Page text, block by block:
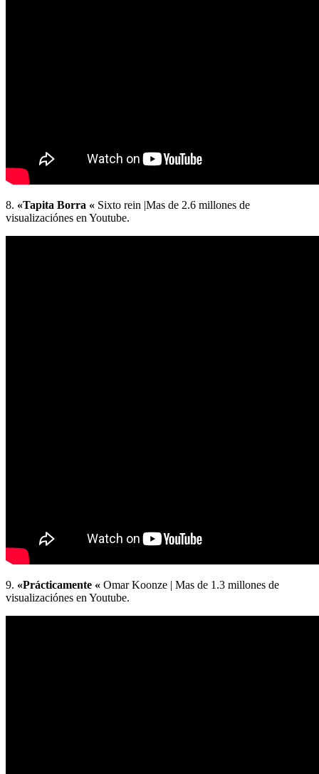
8. «Tapita Borra « Sixto rein |Mas de 2.6 millones de
visualizaciónes en Youtube.
9. «Prácticamente « Omar Koonze | Mas de 1.3 millones de
visualizaciónes en Youtube.